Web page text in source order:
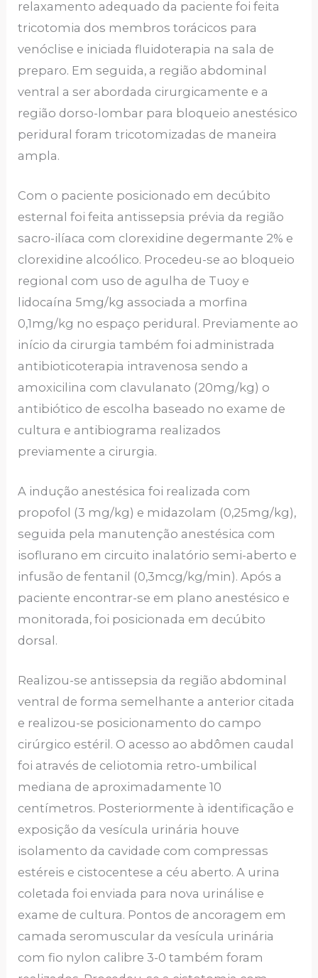
relaxamento adequado da paciente foi feita
tricotomia dos membros torácicos para
venóclise e iniciada fluidoterapia na sala de
preparo. Em seguida, a região abdominal
ventral a ser abordada cirurgicamente e a
região dorso-lombar para bloqueio anestésico
peridural foram tricotomizadas de maneira
ampla.
Com o paciente posicionado em decúbito
esternal foi feita antissepsia prévia da região
sacro-ilíaca com clorexidine degermante 2% e
clorexidine alcoólico. Procedeu-se ao bloqueio
regional com uso de agulha de Tuoy e
lidocaína 5mg/kg associada a morfina
0,1mg/kg no espaço peridural. Previamente ao
início da cirurgia também foi administrada
antibioticoterapia intravenosa sendo a
amoxicilina com clavulanato (20mg/kg) o
antibiótico de escolha baseado no exame de
cultura e antibiograma realizados
previamente a cirurgia.
A indução anestésica foi realizada com
propofol (3 mg/kg) e midazolam (0,25mg/kg),
seguida pela manutenção anestésica com
isoflurano em circuito inalatório semi-aberto e
infusão de fentanil (0,3mcg/kg/min). Após a
paciente encontrar-se em plano anestésico e
monitorada, foi posicionada em decúbito
dorsal.
Realizou-se antissepsia da região abdominal
ventral de forma semelhante a anterior citada
e realizou-se posicionamento do campo
cirúrgico estéril. O acesso ao abdômen caudal
foi através de celiotomia retro-umbilical
mediana de aproximadamente 10
centímetros. Posteriormente à identificação e
exposição da vesícula urinária houve
isolamento da cavidade com compressas
estéreis e cistocentese a céu aberto. A urina
coletada foi enviada para nova urinálise e
exame de cultura. Pontos de ancoragem em
camada seromuscular da vesícula urinária
com fio nylon calibre 3-0 também foram